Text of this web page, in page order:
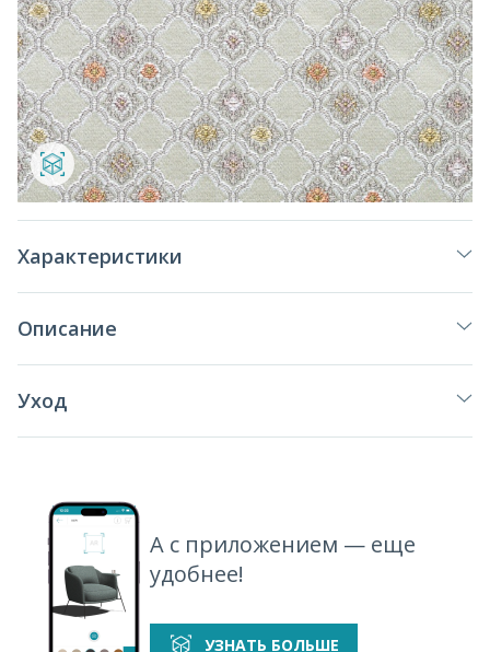
Характеристики
Описание
Уход
А с приложением — еще
удобнее!
УЗНАТЬ БОЛЬШЕ